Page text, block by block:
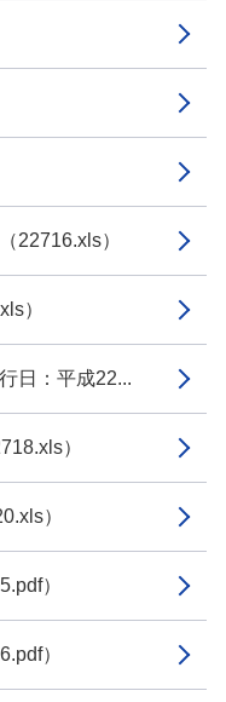
22716.xls）
）
日：平成22...
）
）
）
）